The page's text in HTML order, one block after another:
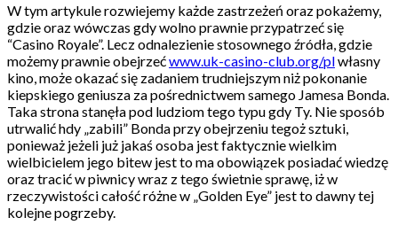
W tym artykule rozwiejemy każde zastrzeżeń oraz pokażemy,
gdzie oraz wówczas gdy wolno prawnie przypatrzeć się
“Casino Royale”. Lecz odnalezienie stosownego źródła, gdzie
możemy prawnie obejrzećwww.uk-casino-club.org/plwłasny
kino, może okazać się zadaniem trudniejszym niż pokonanie
kiepskiego geniusza za pośrednictwem samego Jamesa Bonda.
Taka strona stanęła pod ludziom tego typu gdy Ty. Nie sposób
utrwalić hdy „zabili” Bonda przy obejrzeniu tegoż sztuki,
ponieważ jeżeli już jakaś osoba jest faktycznie wielkim
wielbicielem jego bitew jest to ma obowiązek posiadać wiedzę
oraz tracić w piwnicy wraz z tego świetnie sprawę, iż w
rzeczywistości całość różne w „Golden Eye” jest to dawny tej
kolejne pogrzeby.